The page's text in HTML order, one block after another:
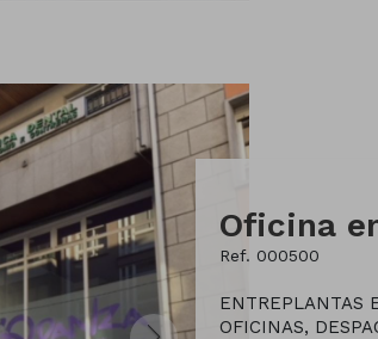
Ref. 000500
ENTREPLANTAS
OFICINAS,